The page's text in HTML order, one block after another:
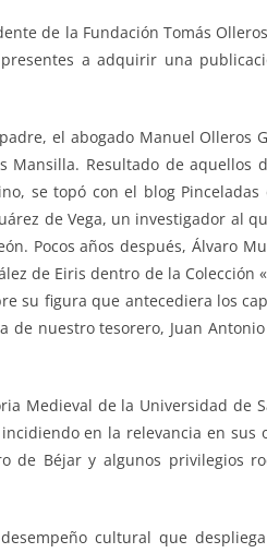
de la Fundación Tomás
a adquirir una
el abogado Manuel Olleros
Resultado de aquellos
se topó con el blog Pinceladas
de Vega, un investigador al
Pocos años después, Álvaro
de Eiris dentro de la Colección
su figura que antecediera los
nuestro tesorero, Juan
Medieval de la Universidad de
en la relevancia en sus
de Béjar y algunos privilegios
cultural que